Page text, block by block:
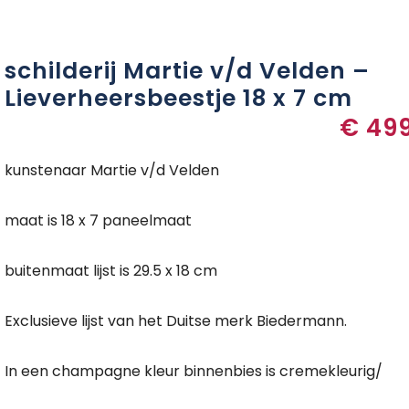
schilderij Martie v/d Velden –
Lieverheersbeestje 18 x 7 cm
€
kunstenaar Martie v/d Velden
maat is 18 x 7 paneelmaat
buitenmaat lijst is 29.5 x 18 cm
Exclusieve lijst van het Duitse merk Biedermann.
In een champagne kleur binnenbies is cremekleurig/